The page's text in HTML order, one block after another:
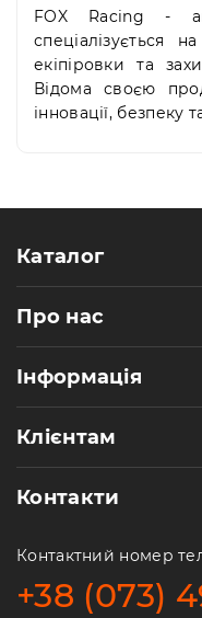
FOX Racing -
спеціалізується
екіпіровки та
Відома своєю
інновації, безпеку
Каталог
Про нас
Інформація
Клієнтам
Контакти
Контактний номер
+38 (073)